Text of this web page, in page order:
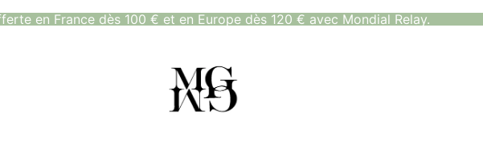
en France dès 100 € et en Europe dès 120 € avec Mondial Relay.